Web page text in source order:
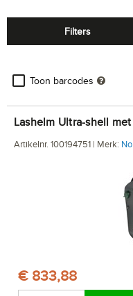
Filters
Toon barcodes
lashelm Ultra-shell
Artikelnr. 100194751 | Merk:
€ 833,88